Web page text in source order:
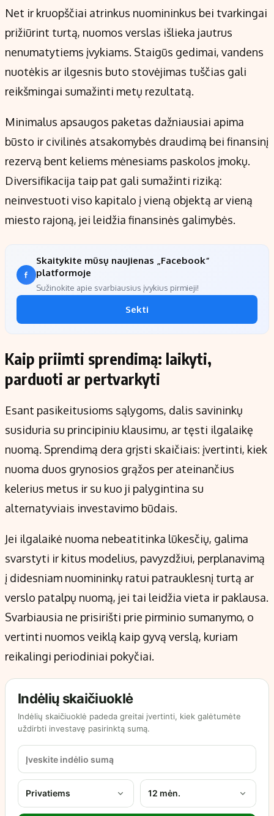
Net ir kruopščiai atrinkus nuomininkus bei tvarkingai
prižiūrint turtą, nuomos verslas išlieka jautrus
nenumatytiems įvykiams. Staigūs gedimai, vandens
nuotėkis ar ilgesnis buto stovėjimas tuščias gali
reikšmingai sumažinti metų rezultatą.
Minimalus apsaugos paketas dažniausiai apima
būsto ir civilinės atsakomybės draudimą bei finansinį
rezervą bent keliems mėnesiams paskolos įmokų.
Diversifikacija taip pat gali sumažinti riziką:
neinvestuoti viso kapitalo į vieną objektą ar vieną
miesto rajoną, jei leidžia finansinės galimybės.
Skaitykite mūsų naujienas „Facebook“
platformoje
Sužinokite apie svarbiausius įvykius pirmieji!
Sekti
Kaip priimti sprendimą: laikyti,
parduoti ar pertvarkyti
Esant pasikeitusioms sąlygoms, dalis savininkų
susiduria su principiniu klausimu, ar tęsti ilgalaikę
nuomą. Sprendimą dera grįsti skaičiais: įvertinti, kiek
nuoma duos grynosios grąžos per ateinančius
kelerius metus ir su kuo ji palygintina su
alternatyviais investavimo būdais.
Jei ilgalaikė nuoma nebeatitinka lūkesčių, galima
svarstyti ir kitus modelius, pavyzdžiui, perplanavimą
į didesniam nuomininkų ratui patrauklesnį turtą ar
verslo patalpų nuomą, jei tai leidžia vieta ir paklausa.
Svarbiausia ne prisirišti prie pirminio sumanymo, o
vertinti nuomos veiklą kaip gyvą verslą, kuriam
reikalingi periodiniai pokyčiai.